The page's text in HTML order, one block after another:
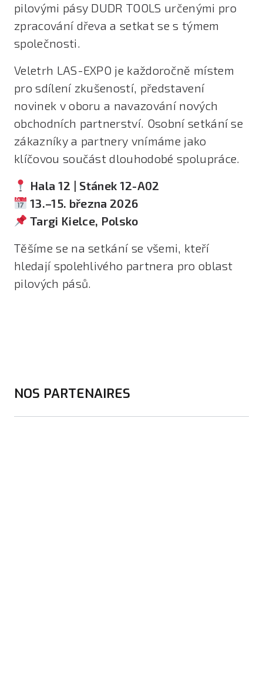
pilovými pásy DUDR TOOLS určenými pro
zpracování dřeva a setkat se s týmem
společnosti.
Veletrh LAS-EXPO je každoročně místem
pro sdílení zkušeností, představení
novinek v oboru a navazování nových
obchodních partnerství. Osobní setkání se
zákazníky a partnery vnímáme jako
klíčovou součást dlouhodobé spolupráce.
Hala 12 | Stánek 12-A02
13.–15. března 2026
Targi Kielce, Polsko
Těšíme se na setkání se všemi, kteří
hledají spolehlivého partnera pro oblast
pilových pásů.
NOS PARTENAIRES